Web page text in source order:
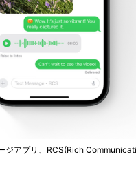
ジアプリ、RCS(Rich